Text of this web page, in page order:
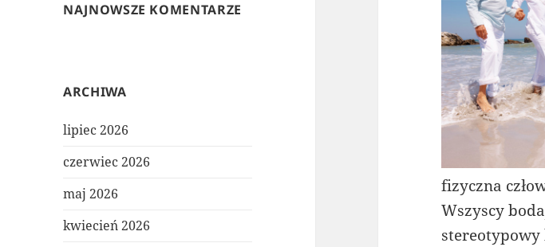
NAJNOWSZE KOMENTARZE
ARCHIWA
lipiec 2026
czerwiec 2026
maj 2026
kwiecień 2026
fizyczna
Wszyscy
stereotypowy